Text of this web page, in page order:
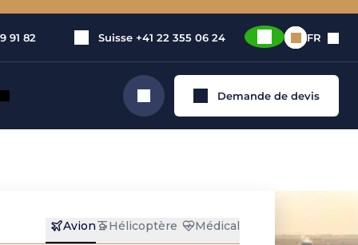
91 82 Suisse +41 22 355 06 24 FR
Rechercher Demande de devis